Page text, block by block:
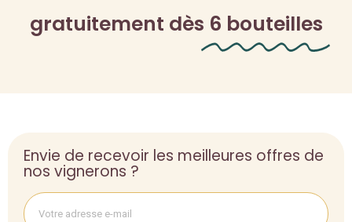
gratuitement dès 6 bouteilles
Envie de recevoir les meilleures offres de
nos vignerons ?